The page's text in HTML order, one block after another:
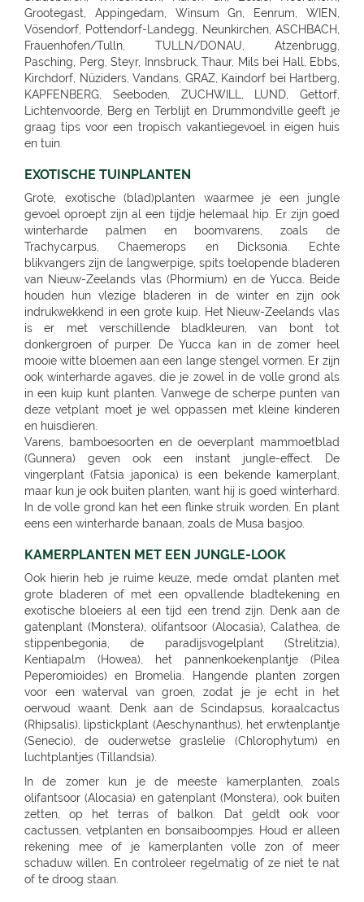
EXOTISCHE TUINPLANTEN
Grote, exotische (blad)planten waarmee je een jungle
gevoel oproept zijn al een tijdje helemaal hip. Er zijn goed
winterharde palmen en boomvarens, zoals de
Trachycarpus, Chaemerops en Dicksonia. Echte
blikvangers zijn de langwerpige, spits toelopende bladeren
van Nieuw-Zeelands vlas (Phormium) en de Yucca. Beide
houden hun vlezige bladeren in de winter en zijn ook
indrukwekkend in een grote kuip. Het Nieuw-Zeelands vlas
is er met verschillende bladkleuren, van bont tot
donkergroen of purper. De Yucca kan in de zomer heel
mooie witte bloemen aan een lange stengel vormen. Er zijn
ook winterharde agaves, die je zowel in de volle grond als
in een kuip kunt planten. Vanwege de scherpe punten van
deze vetplant moet je wel oppassen met kleine kinderen
en huisdieren.
Varens, bamboesoorten en de oeverplant mammoetblad
(Gunnera) geven ook een instant jungle-effect. De
vingerplant (Fatsia japonica) is een bekende kamerplant,
maar kun je ook buiten planten, want hij is goed winterhard.
In de volle grond kan het een flinke struik worden. En plant
eens een winterharde banaan, zoals de Musa basjoo.
KAMERPLANTEN MET EEN JUNGLE-LOOK
Ook hierin heb je ruime keuze, mede omdat planten met
grote bladeren of met een opvallende bladtekening en
exotische bloeiers al een tijd een trend zijn. Denk aan de
gatenplant (Monstera), olifantsoor (Alocasia), Calathea, de
stippenbegonia, de paradijsvogelplant (Strelitzia),
Kentiapalm (Howea), het pannenkoekenplantje (Pilea
Peperomioides) en Bromelia. Hangende planten zorgen
voor een waterval van groen, zodat je je echt in het
oerwoud waant. Denk aan de Scindapsus, koraalcactus
(Rhipsalis), lipstickplant (Aeschynanthus), het erwtenplantje
(Senecio), de ouderwetse graslelie (Chlorophytum) en
luchtplantjes (Tillandsia).
In de zomer kun je de meeste kamerplanten, zoals
olifantsoor (Alocasia) en gatenplant (Monstera), ook buiten
zetten, op het terras of balkon. Dat geldt ook voor
cactussen, vetplanten en bonsaiboompjes. Houd er alleen
rekening mee of je kamerplanten volle zon of meer
schaduw willen. En controleer regelmatig of ze niet te nat
of te droog staan.